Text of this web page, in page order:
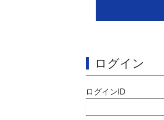
ログイン
ログインID